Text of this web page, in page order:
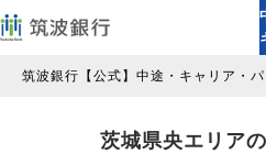
筑波銀行【公式】中途・キャリア・
茨城県央エリア